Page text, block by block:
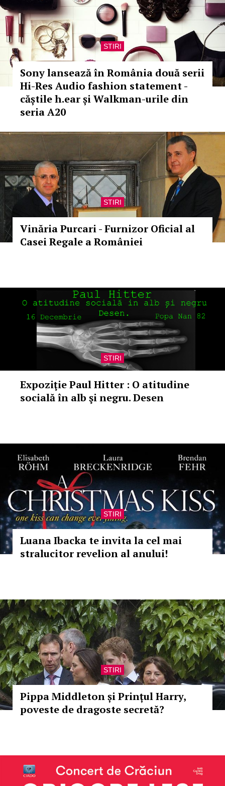
STIRI
Sony lansează în România două serii
Hi-Res Audio fashion statement -
căștile h.ear și Walkman-urile din
seria A20
STIRI
Vinăria Purcari - Furnizor Oficial al
Casei Regale a României
STIRI
Expoziţie Paul Hitter : O atitudine
socială în alb şi negru. Desen
STIRI
Luana Ibacka te invita la cel mai
stralucitor revelion al anului!
STIRI
Pippa Middleton și Prințul Harry,
poveste de dragoste secretă?